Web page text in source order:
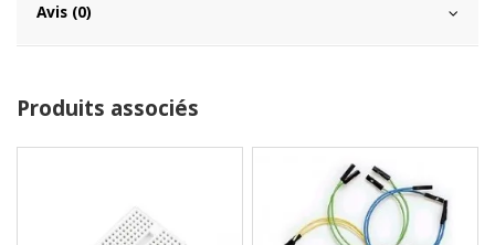
Avis (0)
Produits associés